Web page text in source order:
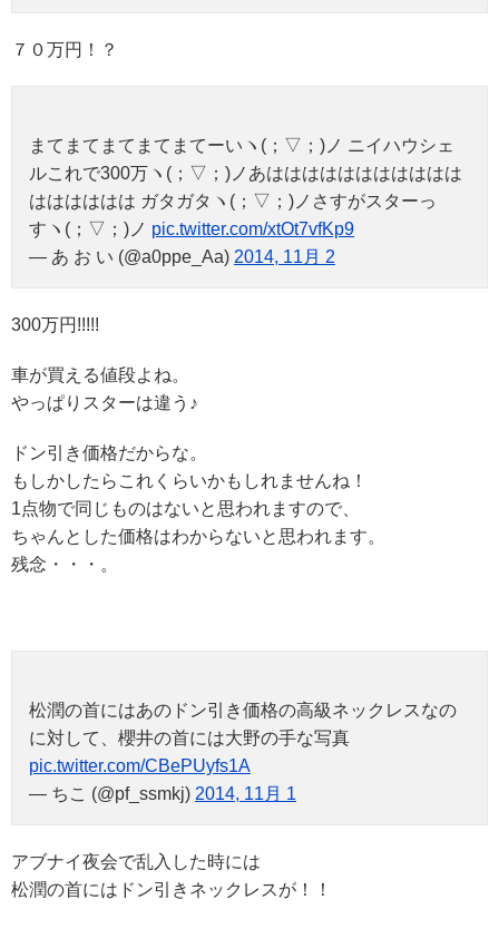
７０万円！？
まてまてまてまてまてーいヽ(；▽；)ノ ニイハウシェ
ルこれで300万ヽ(；▽；)ノあははははははははははは
はははははは ガタガタヽ(；▽；)ノさすがスターっ
すヽ(；▽；)ノ pic.twitter.com/xtOt7vfKp9
— あ お い (@a0ppe_Aa) 2014, 11月 2
300万円!!!!!
車が買える値段よね。
やっぱりスターは違う♪
ドン引き価格だからな。
もしかしたらこれくらいかもしれませんね！
1点物で同じものはないと思われますので、
ちゃんとした価格はわからないと思われます。
残念・・・。
松潤の首にはあのドン引き価格の高級ネックレスなの
に対して、櫻井の首には大野の手な写真
pic.twitter.com/CBePUyfs1A
— ちこ (@pf_ssmkj) 2014, 11月 1
アブナイ夜会で乱入した時には
松潤の首にはドン引きネックレスが！！